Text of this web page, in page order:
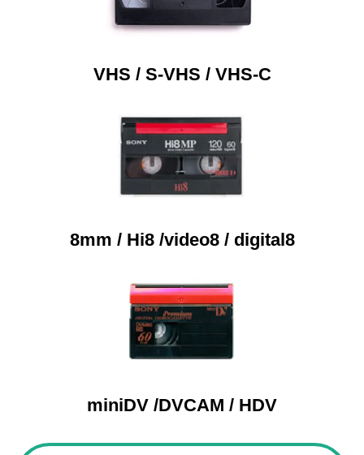
VHS / S-VHS / VHS-C
8mm / Hi8 /video8 / digital8
miniDV /DVCAM / HDV